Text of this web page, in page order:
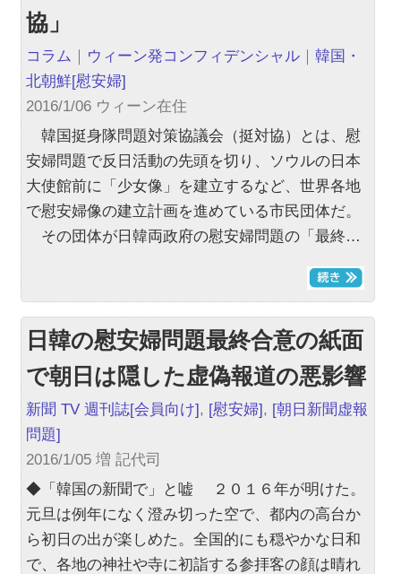
協」
コラム ｜ ウィーン発コンフィデンシャル ｜韓国・
北朝鮮[慰安婦]
2016/1/06 ウィーン在住
韓国挺身隊問題対策協議会（挺対協）とは、慰
安婦問題で反日活動の先頭を切り、ソウルの日本
大使館前に「少女像」を建立するなど、世界各地
で慰安婦像の建立計画を進めている市民団体だ。
その団体が日韓両政府の慰安婦問題の「最終…
日韓の慰安婦問題最終合意の紙面
で朝日は隠した虚偽報道の悪影響
新聞 TV 週刊誌[会員向け], [慰安婦], [朝日新聞虚報
問題]
2016/1/05 増 記代司
◆「韓国の新聞で」と嘘 ２０１６年が明けた。
元旦は例年になく澄み切った空で、都内の高台か
ら初日の出が楽しめた。全国的にも穏やかな日和
で、各地の神社や寺に初詣する参拝客の顔は晴れ